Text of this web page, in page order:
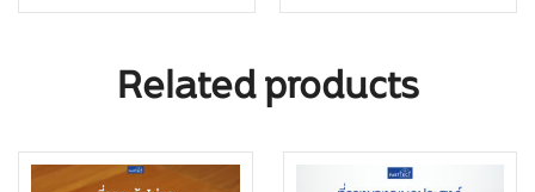
Related products